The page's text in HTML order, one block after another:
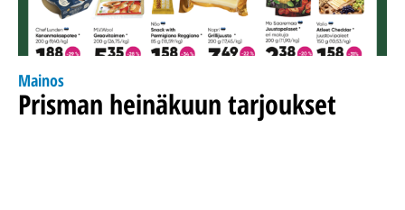
Mainos
Prisman heinäkuun tarjoukset